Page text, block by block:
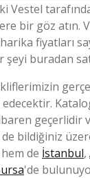
Vestel
bir göz atın.
fiyatları
şeyi buradan
geçerlidir
de bildiğiniz
de İstanbul,
'de